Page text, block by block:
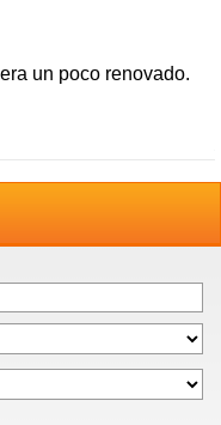
un poco renovado.